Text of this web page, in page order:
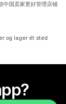
中国卖家更好管理店铺
og lager ét sted